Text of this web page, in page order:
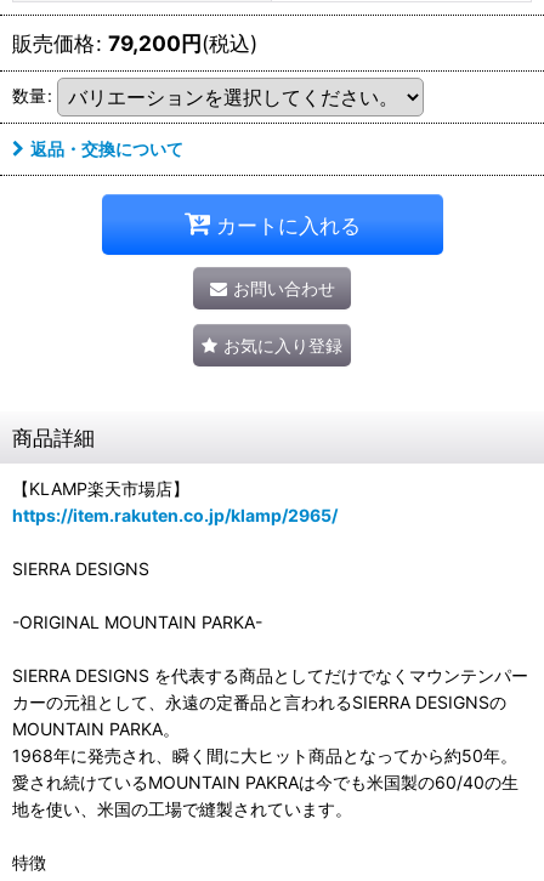
販売価格: 79,200円(税込)
数量:
返品・交換について
カートに入れる
お問い合わせ
お気に入り登録
商品詳細
【KLAMP楽天市場店】
https://item.rakuten.co.jp/klamp/2965/
SIERRA DESIGNS
-ORIGINAL MOUNTAIN PARKA-
SIERRA DESIGNS を代表する商品としてだけでなくマウンテンパー
カーの元祖として、永遠の定番品と言われるSIERRA DESIGNSの
MOUNTAIN PARKA。
1968年に発売され、瞬く間に大ヒット商品となってから約50年。
愛され続けているMOUNTAIN PAKRAは今でも米国製の60/40の生
地を使い、米国の工場で縫製されています。
特徴